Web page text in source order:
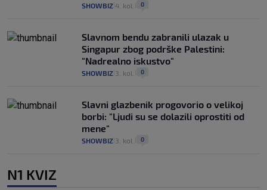
SHOWBIZ 4. kol. 0
Slavnom bendu zabranili ulazak u
Singapur zbog podrške Palestini:
"Nadrealno iskustvo"
SHOWBIZ 3. kol. 0
Slavni glazbenik progovorio o velikoj
borbi: "Ljudi su se dolazili oprostiti od
mene"
SHOWBIZ 3. kol. 0
N1 KVIZ